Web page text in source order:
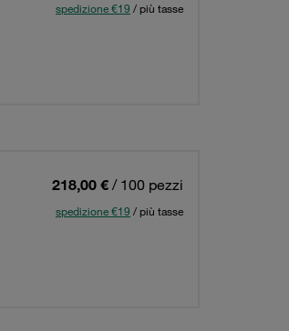
spedizione €19 / più tasse
218,00 € / 100 pezzi
spedizione €19 / più tasse